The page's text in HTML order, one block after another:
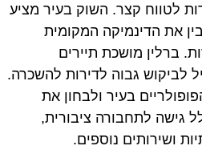
לטווח קצר. השוק בעיר מציע
את הדינמיקה המקומית
ברלין מושכת תיירים
לביקוש גבוה לדירות להשכרה.
בעיר ולבחון את
גישה לתחבורה ציבורית,
ושירותים נוספים.